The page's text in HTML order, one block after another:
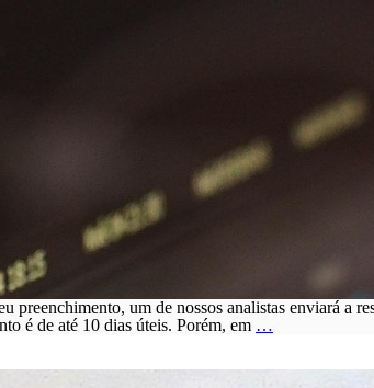
um de nossos analistas enviará a
é de até 10 dias úteis. Porém, em …